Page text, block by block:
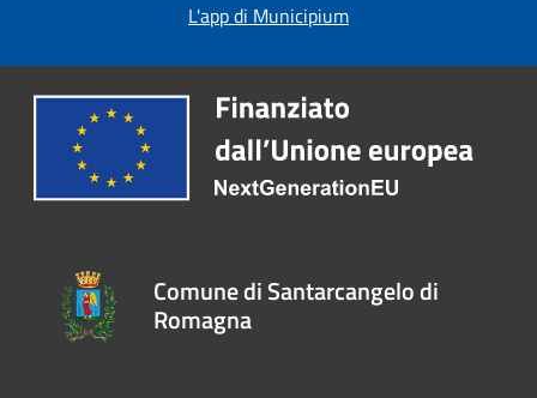
L'app di Municipium
Comune di Santarcangelo di
Romagna